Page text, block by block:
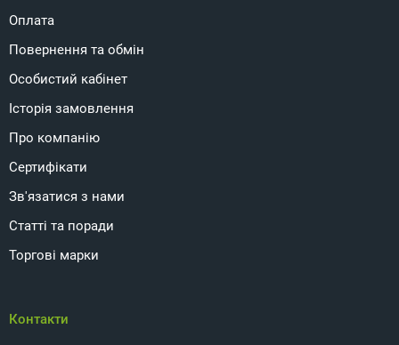
Оплата
Повернення та обмін
Особистий кабінет
Історія замовлення
Про компанію
Сертифікати
Зв'язатися з нами
Статті та поради
Торгові марки
Контакти